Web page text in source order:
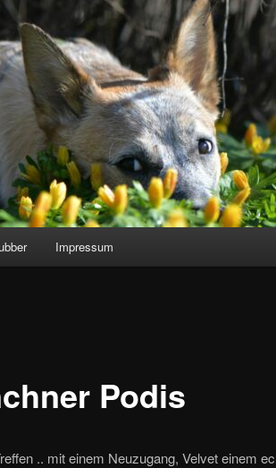
Impressum
Podis
.. mit einem Neuzugang, Velvet einem